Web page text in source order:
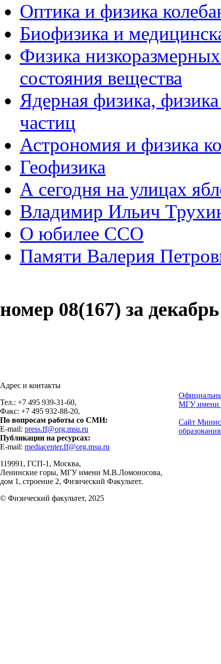
Оптика и физика
Биофизика и
Физика
состояния вещества
Ядерная физика,
частиц
Астрономия и физика
Геофизика
А сегодня на улицах
Владимир Ильич
О юбилее ССО
Памяти Валерия
номер 08(167) за
Адрес и контакты
Тел.: +7 495 939-31-60,
Факс: +7 495 932-88-20,
По вопросам работы со СМИ:
E-mail: press.ff@org.msu.ru
Публикации на ресурсах:
E-mail: mediacenter.ff@org.msu.ru
119991, ГСП-1, Москва,
Ленинские горы, МГУ имени М.В.Ломоносова,
дом 1, строение 2, Физический Факультет.
© Физический факультет, 2025
МГУ имени
Сайт